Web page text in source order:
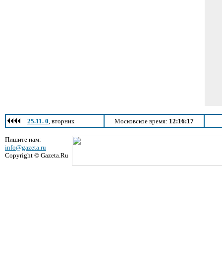
25.11. 0, вторник Московское время: 12:16:17
Пишите нам:
info@gazeta.ru
Copyright © Gazeta.Ru